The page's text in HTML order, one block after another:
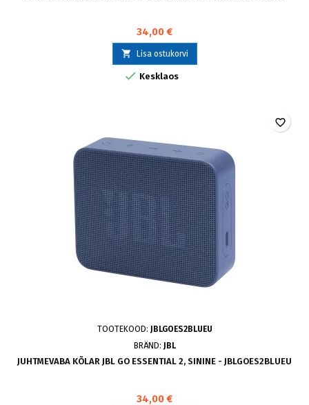
34,00 €
 Lisa ostukorvi
 Kesklaos
TOOTEKOOD: JBLGOES2BLUEU
BRÄND: JBL
JUHTMEVABA KÕLAR JBL GO ESSENTIAL 2, SININE - JBLGOES2BLUEU
34,00 €
favorite_border